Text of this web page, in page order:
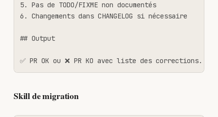
5. Pas de TODO/FIXME non documentés
6. Changements dans CHANGELOG si nécessaire
## Output
✅ PR OK ou ❌ PR KO avec liste des corrections.
Skill de migration